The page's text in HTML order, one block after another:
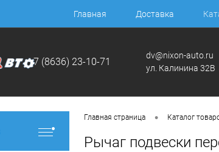
Главная Доставка
+7 (8636) 23-10-71
dv@nixon-auto.ru
ул. Калинина 32В
Главная страница • Каталог
Рычаг подвески